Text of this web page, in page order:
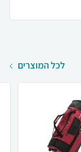
לכל המוצרים